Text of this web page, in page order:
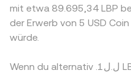
mit etwa 89.695,34 LBP
der Erwerb von 5 USD
würde.
Wenn du alternativ .ل.ل1 LBP hast, entspricht dies etwa